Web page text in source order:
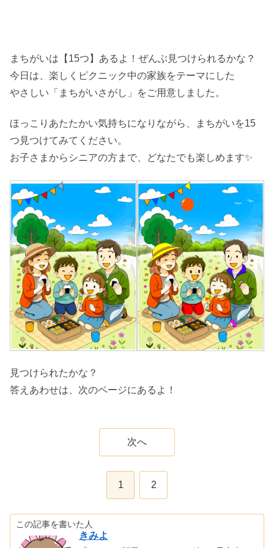
まちがいは【15つ】あるよ！ぜんぶ見つけられるかな？
今日は、楽しくピクニック中の家族をテーマにした
やさしい「まちがいさがし」をご用意しました。
ほっこりあたたかい気持ちになりながら、まちがいを15
つ見つけてみてください。
お子さまからシニアの方まで、どなたでも楽しめます✨
見つけられたかな？
答えあわせは、次のページにあるよ！
次へ
1 2
この記事を書いた人
きみよ